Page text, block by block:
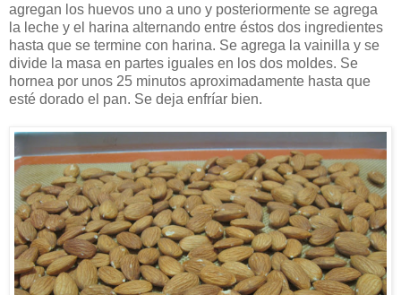
agregan los huevos uno a uno y posteriormente se agrega
la leche y el harina alternando entre éstos dos ingredientes
hasta que se termine con harina. Se agrega la vainilla y se
divide la masa en partes iguales en los dos moldes. Se
hornea por unos 25 minutos aproximadamente hasta que
esté dorado el pan. Se deja enfríar bien.